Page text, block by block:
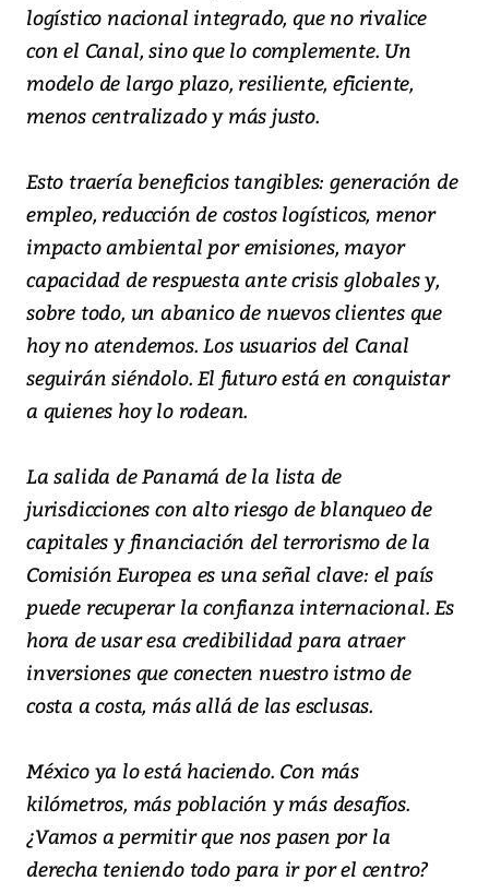
logístico nacional integrado, que no rivalice
con el Canal, sino que lo complemente. Un
modelo de largo plazo, resiliente, eficiente,
menos centralizado y más justo.
Esto traería beneficios tangibles: generación de
empleo, reducción de costos logísticos, menor
impacto ambiental por emisiones, mayor
capacidad de respuesta ante crisis globales y,
sobre todo, un abanico de nuevos clientes que
hoy no atendemos. Los usuarios del Canal
seguirán siéndolo. El futuro está en conquistar
a quienes hoy lo rodean.
La salida de Panamá de la lista de
jurisdicciones con alto riesgo de blanqueo de
capitales y financiación del terrorismo de la
Comisión Europea es una señal clave: el país
puede recuperar la confianza internacional. Es
hora de usar esa credibilidad para atraer
inversiones que conecten nuestro istmo de
costa a costa, más allá de las esclusas.
México ya lo está haciendo. Con más
kilómetros, más población y más desafíos.
¿Vamos a permitir que nos pasen por la
derecha teniendo todo para ir por el centro?